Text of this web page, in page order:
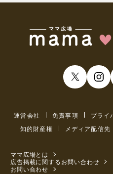
運営会社 免責事項 プライ
知的財産権
メディア配信先
ママ広場とは
広告掲載に関するお問い合わせ
お問い合わせ